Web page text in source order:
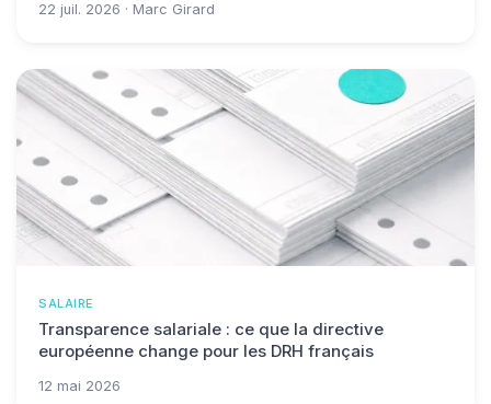
22 juil. 2026 · Marc Girard
SALAIRE
Transparence salariale : ce que la directive
européenne change pour les DRH français
12 mai 2026